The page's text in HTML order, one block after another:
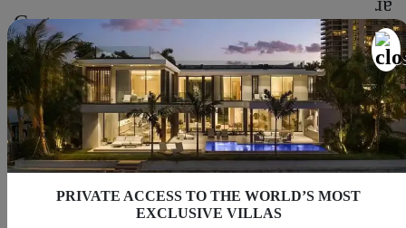
Carte
PRIVATE ACCESS TO THE WORLD’S MOST
EXCLUSIVE VILLAS